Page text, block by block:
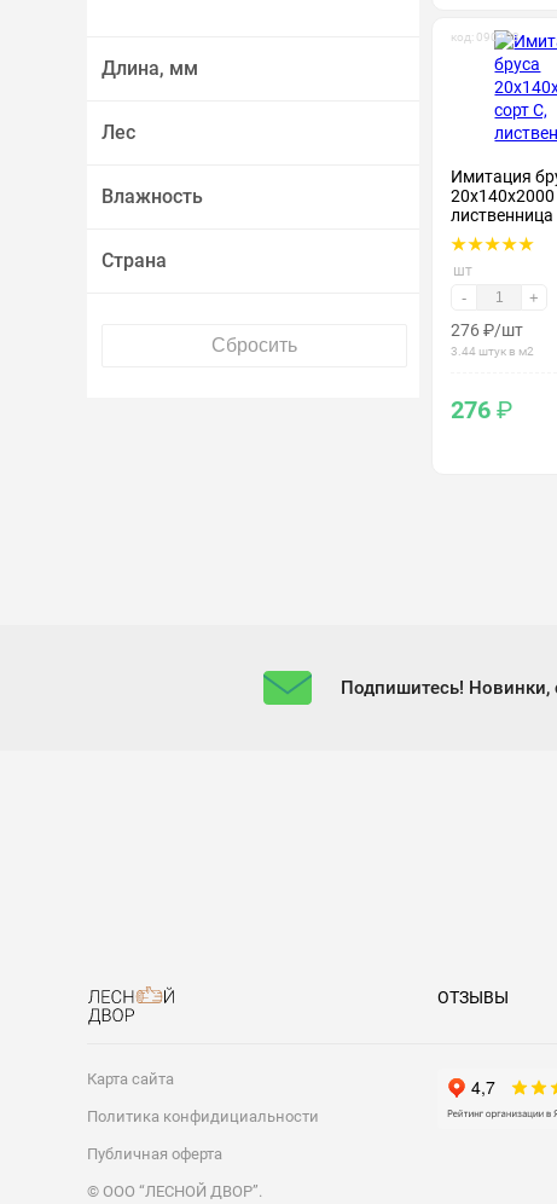
Длина, мм
Лес
Влажность
Страна
код: 090103
Имитация
лиственница
шт
- +
276 ₽/шт
3.44 штук в м2
276 ₽
Подпишитесь! Новинки,
Карта сайта
Политика конфидициальности
Публичная оферта
© ООО “ЛЕСНОЙ ДВОР”.
ОТЗЫВЫ